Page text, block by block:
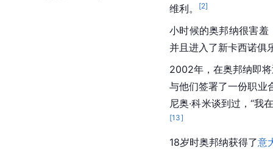
维利。
[2]
小时候的奥邦纳很害羞
并且进入了新卡西诺俱
2002年，在奥邦纳即
与他们签署了一份职业
尼奥·科米谈到过，“我
[13]
18岁时奥邦纳获得了意